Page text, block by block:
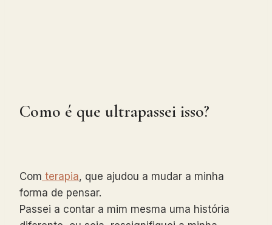
Como é que ultrapassei isso?
Com terapia, que ajudou a mudar a minha
forma de pensar.
Passei a contar a mim mesma uma história